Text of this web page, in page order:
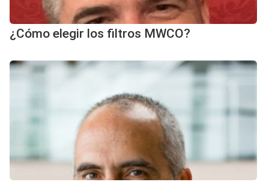
¿Cómo elegir los filtros MWCO?